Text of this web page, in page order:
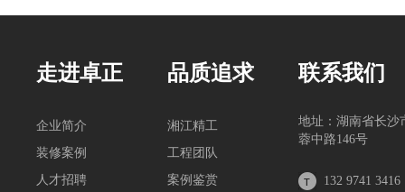
走进卓正
企业简介
装修案例
人才招聘
品质追求
湘江精工
工程团队
案例鉴赏
联系我们
地址：湖南省长沙
蓉中路146号
132 9741 3416